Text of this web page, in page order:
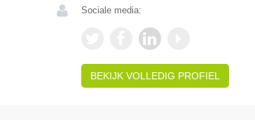
Sociale media:
BEKIJK VOLLEDIG PROFIEL